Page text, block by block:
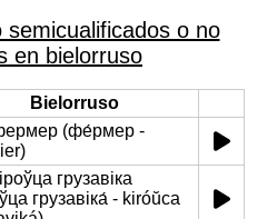
o no
en bielorruso
Bielorruso
(фе́рмер -
грузавіка
грузавіка́ - kiróŭca